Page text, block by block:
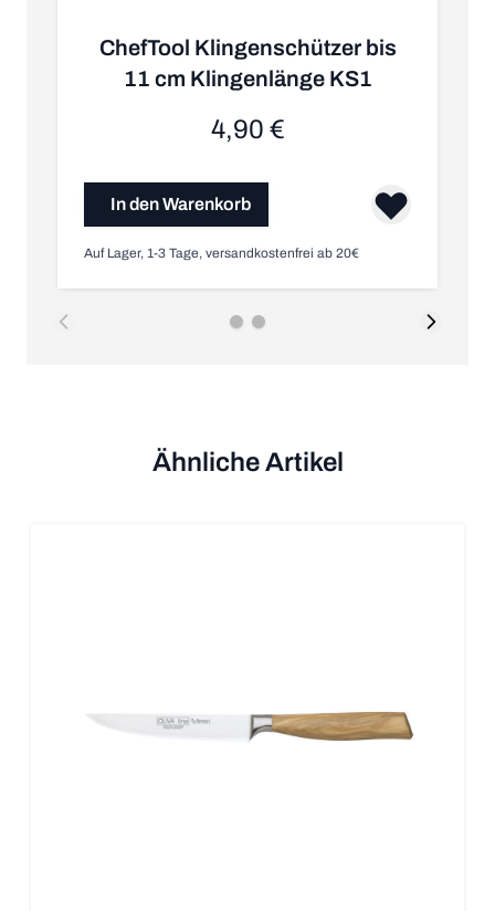
ChefTool Klingenschützer bis
11 cm Klingenlänge KS1
4,90 €
In den Warenkorb
Auf Lager, 1-3 Tage, versandkostenfrei ab 20€
Ähnliche Artikel